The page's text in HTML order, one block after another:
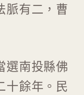
脈有二，曹
南投縣佛
十餘年。民